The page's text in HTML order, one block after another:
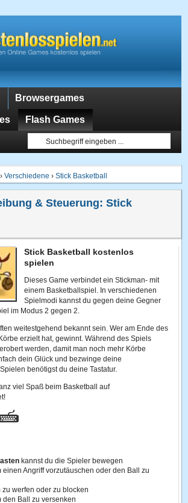
Browsergames
Flash Games
Verschiedene ›Stick Basketball
& Steuerung:Stick
Stick Basketball kostenlos
spielen
Dieses Game verbindet ein Stickman- mit
einem Basketballspiel. In verschiedenen
Spielmodi kannst du gegen deine Gegner
im Modus 2 gegen 2.
weitestgehend bekannt sein. Wer am Ende des
erzielt hat, gewinnt. Während des Spiels
werden, damit man noch mehr Körbe
dein Glück und bezwinge deine
benötigst du deine Tastatur.
viel Spaß beim Basketball auf
kannst du die Spieler bewegen
einen Angriff vorzutäuschen oder den Ball zu
zu werfen oder zu blocken
den Ball zu versenken